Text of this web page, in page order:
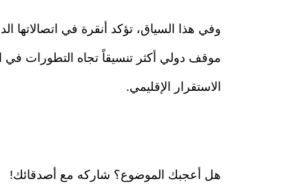
وفي هذا السياق، تؤكد أنقرة في اتصالاتها
موقف دولي أكثر تنسيقاً تجاه التطورات في
الاستقرار الإقليمي.
هل أعجبك الموضوع؟ شاركه مع أصدقائك!